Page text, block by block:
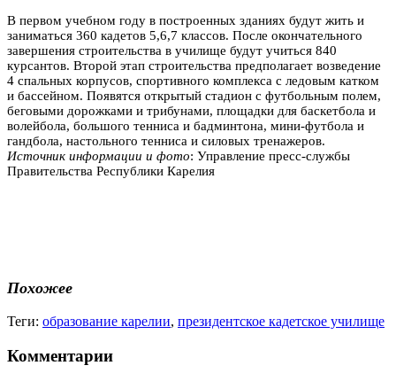
В первом учебном году в построенных зданиях будут жить и
заниматься 360 кадетов 5,6,7 классов. После окончательного
завершения строительства в училище будут учиться 840
курсантов. Второй этап строительства предполагает возведение
4 спальных корпусов, спортивного комплекса с ледовым катком
и бассейном. Появятся открытый стадион с футбольным полем,
беговыми дорожками и трибунами, площадки для баскетбола и
волейбола, большого тенниса и бадминтона, мини-футбола и
гандбола, настольного тенниса и силовых тренажеров.
Источник информации и фото: Управление пресс-службы
Правительства Республики Карелия
Похожее
Теги: образование карелии, президентское кадетское училище
Комментарии